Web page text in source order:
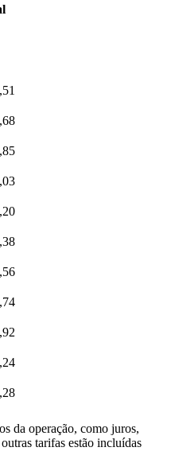
da operação, como juros,
tarifas estão incluídas